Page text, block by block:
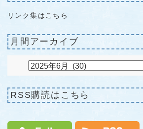
リンク集はこちら
月間アーカイブ
RSS購読はこちら